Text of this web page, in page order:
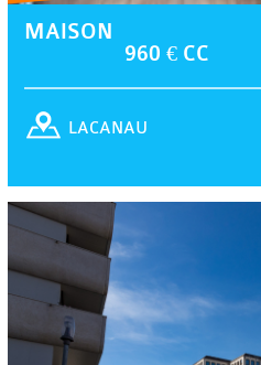
MAISON
960 € CC
LACANAU